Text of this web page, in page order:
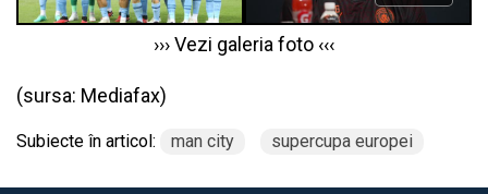
››› Vezi galeria foto ‹‹‹
(sursa: Mediafax)
Subiecte în articol: man city supercupa europei